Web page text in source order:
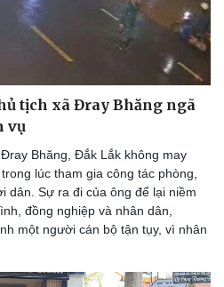
tịch xã Đray Bhăng ngã
vụ
Bhăng, Đắk Lắk không may
lúc tham gia công tác phòng,
dân. Sự ra đi của ông để lại niềm
đồng nghiệp và nhân dân,
một người cán bộ tận tụy, vì nhân